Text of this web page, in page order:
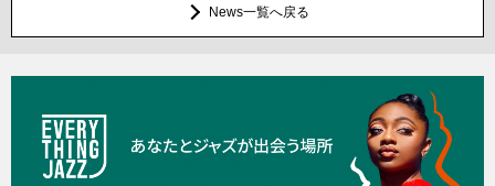
News一覧へ戻る